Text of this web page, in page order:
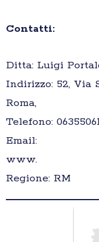
Contatti:
Ditta: Luigi
Indirizzo: 52, Via
Roma,
Telefono:
Email:
www.
Regione: RM